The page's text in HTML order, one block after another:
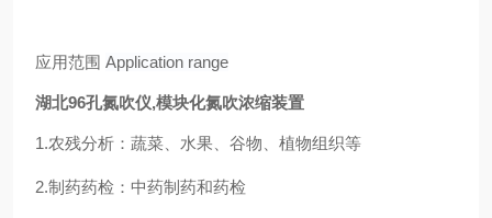
应用范围 Application range
湖北96孔氮吹仪,模块化氮吹浓缩装置
1.农残分析：蔬菜、水果、谷物、植物组织等
2.制药药检：中药制药和药检